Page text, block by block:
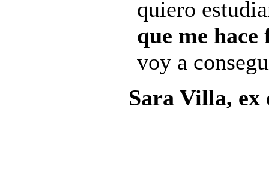
quiero
que me hace
voy a
Sara Villa, ex